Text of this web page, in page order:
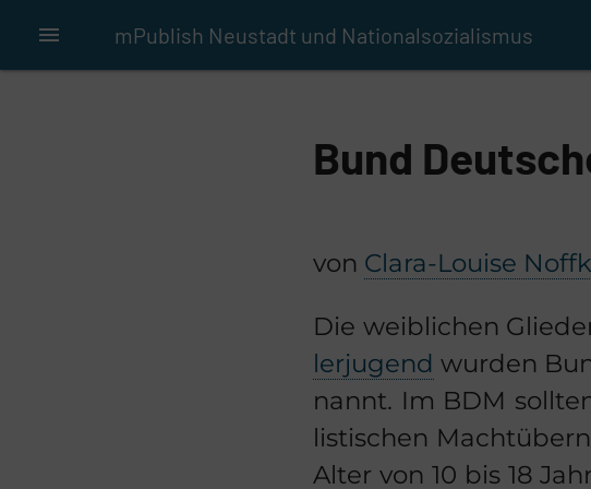
menu mPublish Neustadt und Nationalsozialismus
Bund
von Clara-​Louise
Die weib­li­chen
ler­ju­gend wur­den
nannt. Im BDM
lis­ti­schen
Alter von 10 bis 18